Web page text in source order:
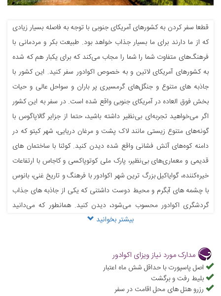
قطعا سفر کردن به کشورهای آمریکای جنوبی با توجه به فاصله بسیار زیادی
که از ما دارند برای ما بسیار جذاب خواهد بود. طبیعت بکر و مردمانی با
فرهنگ‌های متفاوت شما را شما را مجاب می‌کند که برای یکبار هم که شده
به کشورهای آمریکای لاتین و به خصوص اکوادور سفر کنید. این کشور با
جاذبه های متنوع و جنگل‌های گرمسیری پر باران و سواحل عالی و حیات
بخش فوق العاده در آمریکای جنوبی واقع شده است. در سفر به این کشور
اگر می‌خواهید تجربه‌ای بی‌نظیر داشته باشید، حتما از جزایر گالاپاگوس با
گونه‌های متنوع زیستی مانند لاک پشت و مرغان دریایی، شهر کیتو که در
دامنه کوه‌های آتش فشانی واقع شده دیدن کنید. کوئنا با ساختمان های
قدیمی و معماری‌های بی‌نظیر، پارک ملی کوتوپاکسی و کاجاس با ارتفاعات
خیره‌کننده، گوایاکیل بزرگ ترین شهر اکوادور با فرهنگ و تاریخ غنی، بانوس
با چشمه های آبگرم و محیط دوست داشتنی که یکی از جاذبه های جذاب
گردشگری اکوادور محسوب می‌شود، دیدن کنید. همانطور که می‌دانید
مرزی بلیط برگشت و رزرو هتل ارائه دهید تا اجازه ورود به شما داده شود.
بیشتر بخوانید
مدارک مورد نیاز ویزای اکوادور
اصل پاسپورت با حداقل شش ماه اعتبار
بلیط رفت و برگشت
رزرو هتل های محل اقامت در سفر